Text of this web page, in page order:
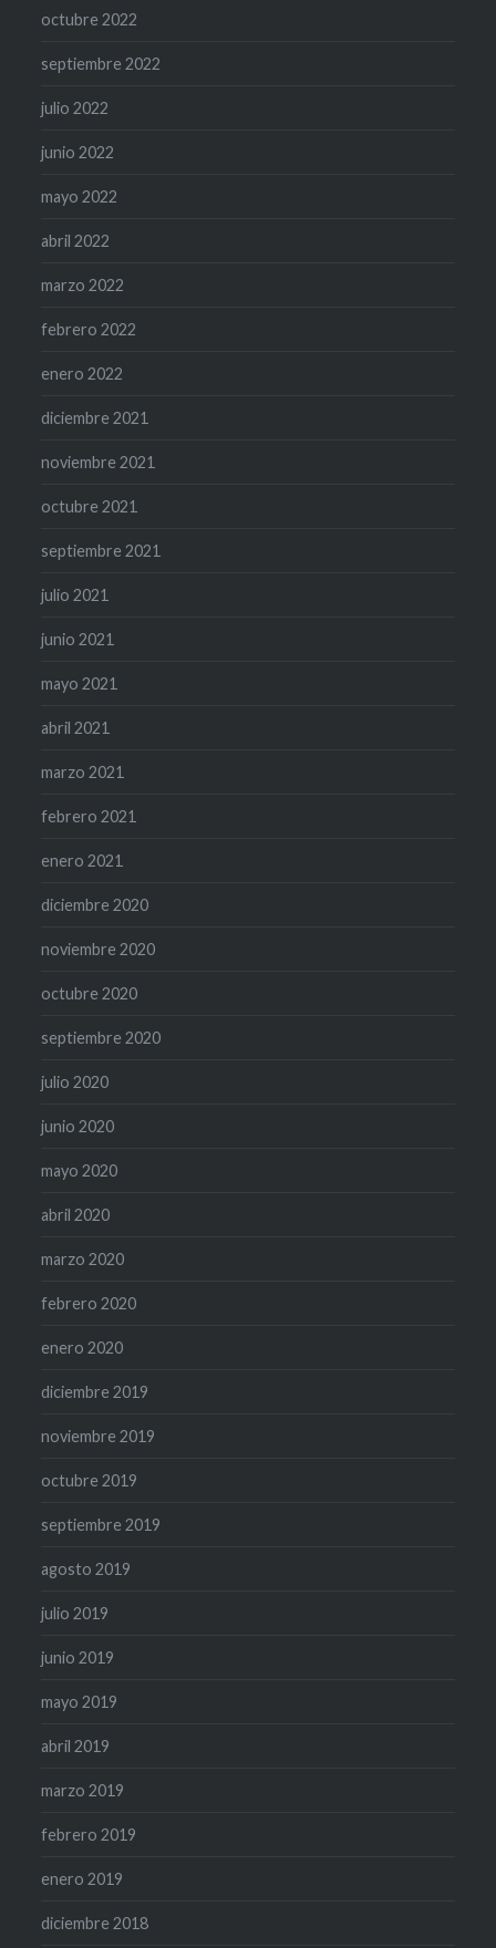
octubre 2022
septiembre 2022
julio 2022
junio 2022
mayo 2022
abril 2022
marzo 2022
febrero 2022
enero 2022
diciembre 2021
noviembre 2021
octubre 2021
septiembre 2021
julio 2021
junio 2021
mayo 2021
abril 2021
marzo 2021
febrero 2021
enero 2021
diciembre 2020
noviembre 2020
octubre 2020
septiembre 2020
julio 2020
junio 2020
mayo 2020
abril 2020
marzo 2020
febrero 2020
enero 2020
diciembre 2019
noviembre 2019
octubre 2019
septiembre 2019
agosto 2019
julio 2019
junio 2019
mayo 2019
abril 2019
marzo 2019
febrero 2019
enero 2019
diciembre 2018